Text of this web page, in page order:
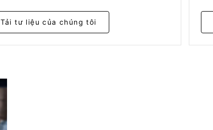
Tải tư liệu của chúng tôi